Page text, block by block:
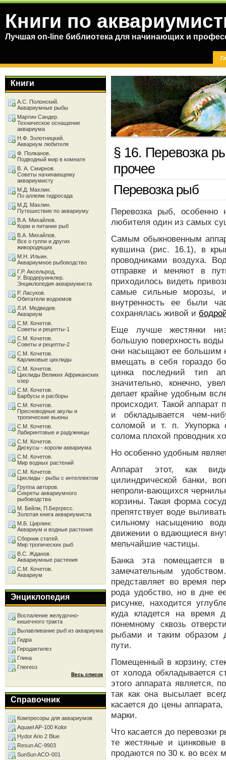
Книги по
Лучшая on-line библиотека для начинающих и
§ 16. Перевозка
прочее
Перевозка рыб
Перевозка рыб, особенно
любителя один из самых
Самым обыкновенным
кувшина (рис. 16.1), в
проводниками воздуха.
отправке и меняют в
приходилось видеть
самые сильные морозы,
внутренность ее были
сохранялась живой и
Еще лучше жестянки
большую поверхность воды
они насыщают ее большим
вмещать в себя гораздо
цинка последний тип
значительно, конечно,
делает крайне удобным
происходит. Такой аппарат
и обкладывается чем-
соломой и т. п. Укупорка
солома плохой проводник
Но особенно удобным
Аппарат этот, как
цилиндрической банки,
непроли-вающихся
корзины. Такая форма
препятствует воде
сильному насыщению
движении о вдающиеся
мельчайшие частицы.
Банка эта помещается
замечательным
представляет во время
рода удобство, но в дне
рисунке, находится
куда кладется на время
понемному сквозь
рыбами и таким образом
пути.
Помещенный в корзину,
от холода обкладывается
этого аппарата является,
так как она высылает
касается до цены
марки.
Что касается до перевозки
те жестяные и цинковые
продаются по 30 к. во всех
Книги
А.С. Полонский.
Аквариумные рыбы
Мартин Сандер.
Техническое оснащение
аквариума
Н.Ф. Золотницкий.
Аквариум любителя
Ф. Полканов.
Подводный мир в комнате
В. А. Смирнов.
Советы начинающему
аквариумисту
М.Д. Махлин.
По аллеям гидросада
М.Д. Махлин.
Путешествие по аквариуму
В.А. Михайлов.
Корм и питание рыб
В.А. Михайлов.
Все о гуппи и других
живородящих
М.Н. Ильин.
Аквариумное рыбоводство
Г.Р. Аксельрод,
У. Вордеруинклер.
Энциклопедия аквариумиста
Р. Ласуков.
Обитатели водоемов
Л.И. Медведев.
Аквариум
С.М. Кочетов.
Советы и рецепты-1
С.М. Кочетов.
Советы и рецепты-2
С.М. Кочетов.
Карликовые цихлиды
С.М. Кочетов.
Цихлиды Великих Африканских
озер
С.М. Кочетов.
Барбусы и расборы
С.М. Кочетов.
Пресноводные акулы и
тропические вьюны
С.М. Кочетов.
Лабиринтовые и радужницы
С.М. Кочетов.
Дискусы - короли аквариума
С.М. Кочетов.
Мир водных растений
С.М. Кочетов.
Цихлиды - рыбы с интеллектом
Группа авторов.
Секреты аквариумного
рыбоводства
М. Бейли, П.Бергресс.
Золотая книга аквариумиста
М.Б. Цирлинг.
Аквариум и водные растения
Сборник статей.
Мир тропических рыб
В.С. Жданов.
Аквариумные растения
С.М. Кочетов.
Аквариум
Энциклопедия
Воспаление желудочно-
кишечного тракта
Вылавливание рыб из аквариума
Гидра
Гиродактилез
Глина
Глюгеоз
Весь список
Справочник
Компресоры для аквариумов
Aquael AP-100 Kolor
Hydor Ario 2 Blue
Resun AC-9903
SunSun ACO-001